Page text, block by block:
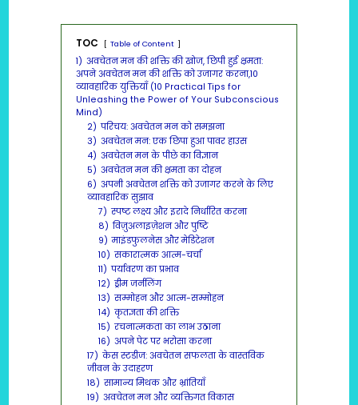
TOC Table of Content
1) अवचेतन मन की शक्ति की खोज, छिपी हुई क्षमता:
अपने अवचेतन मन की शक्ति को उजागर करना,10
व्यावहारिक युक्तियाँ (10 Practical Tips for
Unleashing the Power of Your Subconscious
Mind)
2) परिचय: अवचेतन मन को समझना
3) अवचेतन मन: एक छिपा हुआ पावर हाउस
4) अवचेतन मन के पीछे का विज्ञान
5) अवचेतन मन की क्षमता का दोहन
6) अपनी अवचेतन शक्ति को उजागर करने के लिए
व्यावहारिक सुझाव
7) स्पष्ट लक्ष्य और इरादे निर्धारित करना
8) विज़ुअलाइज़ेशन और पुष्टि
9) माइंडफुलनेस और मेडिटेशन
10) सकारात्मक आत्म-चर्चा
11) पर्यावरण का प्रभाव
12) ड्रीम जर्नलिंग
13) सम्मोहन और आत्म-सम्मोहन
14) कृतज्ञता की शक्ति
15) रचनात्मकता का लाभ उठाना
16) अपने पेट पर भरोसा करना
17) केस स्टडीज: अवचेतन सफलता के वास्तविक
जीवन के उदाहरण
18) सामान्य मिथक और भ्रांतियाँ
19) अवचेतन मन और व्यक्तिगत विकास